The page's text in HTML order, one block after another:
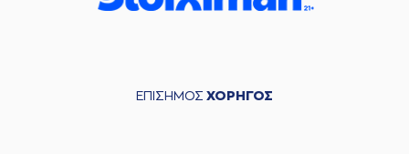
ΕΠΙΣΗΜΟΣ ΧΟΡΗΓΟΣ